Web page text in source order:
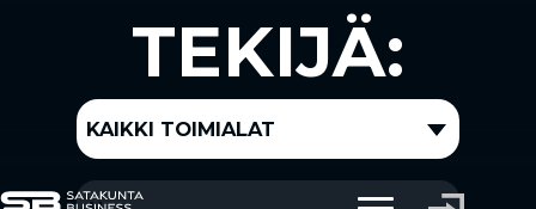
TEKIJÄ:
KAIKKI TOIMIALAT